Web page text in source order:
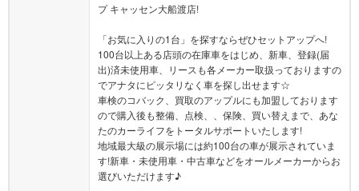
100台以上ある店頭の在庫車をはじめ、新車、登録(届
出)済未使用車、リースも各メーカー取扱っておりますの
でアナタにピッタリなく車を探し出せます☆
車検のコバック、買取のアップルにも加盟しております
ので購入後も整備、点検、、保険、買い替えまで、あな
たのカーライフをトータルサポートいたします!
地域最大級の展示場には約100台の車が展示されていま
す!新車・未使用車・中古車などをオールメーカーからお
選びいただけます♪